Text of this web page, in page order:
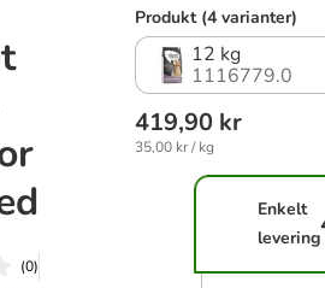
(0)
Produkt (4 varianter)
12 kg
1116779.0
419,90 kr
35,00 kr / kg
Enkelt
levering